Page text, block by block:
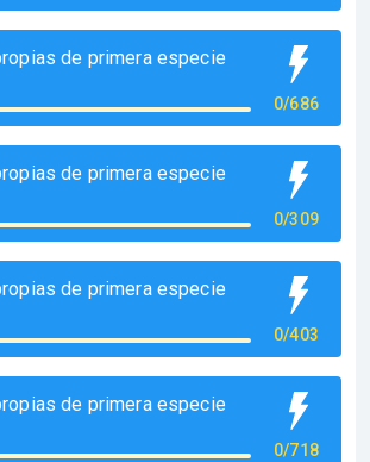
de primera especie
0/686
de primera especie
0/309
de primera especie
0/403
de primera especie
0/718